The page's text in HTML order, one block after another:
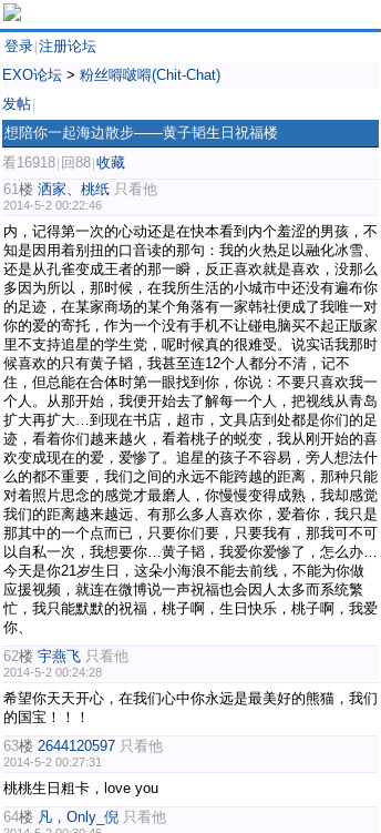
登录 注册论坛
EXO论坛 > 粉丝嘚啵嘚(Chit-Chat)
发帖
想陪你一起海边散步——黄子韬生日祝福楼
看16918 回88 收藏
61楼 洒家、桃纸 只看他
2014-5-2 00:22:46
内，记得第一次的心动还是在快本看到内个羞涩的男孩，不
知是因用着别扭的口音读的那句：我的火热足以融化冰雪、
还是从孔雀变成王者的那一瞬，反正喜欢就是喜欢，没那么
多因为所以，那时候，在我所生活的小城市中还没有遍布你
的足迹，在某家商场的某个角落有一家韩社便成了我唯一对
你的爱的寄托，作为一个没有手机不让碰电脑买不起正版家
里不支持追星的学生党，呢时候真的很难受。说实话我那时
候喜欢的只有黄子韬，我甚至连12个人都分不清，记不
住，但总能在合体时第一眼找到你，你说：不要只喜欢我一
个人。从那开始，我便开始去了解每一个人，把视线从青岛
扩大再扩大…到现在书店，超市，文具店到处都是你们的足
迹，看着你们越来越火，看着桃子的蜕变，我从刚开始的喜
欢变成现在的爱，爱惨了。追星的孩子不容易，旁人想法什
么的都不重要，我们之间的永远不能跨越的距离，那种只能
对着照片思念的感觉才最磨人，你慢慢变得成熟，我却感觉
我们的距离越来越远、有那么多人喜欢你，爱着你，我只是
那其中的一个点而已，只要你们要，只要我有，那我可不可
以自私一次，我想要你…黄子韬，我爱你爱惨了，怎么办…
今天是你21岁生日，这朵小海浪不能去前线，不能为你做
应援视频，就连在微博说一声祝福也会因人太多而系统繁
忙，我只能默默的祝福，桃子啊，生日快乐，桃子啊，我爱
你、
62楼 宇燕飞 只看他
2014-5-2 00:24:28
希望你天天开心，在我们心中你永远是最美好的熊猫，我们
的国宝！！！
63楼 2644120597 只看他
2014-5-2 00:27:31
桃桃生日粗卡，love you
64楼 凡，Only_倪 只看他